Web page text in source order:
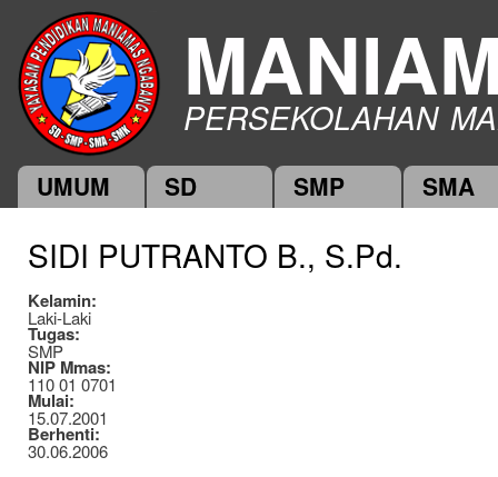
PERSEKOLAHAN
Main menu
UMUM SD SMP SMA
SIDI PUTRANTO B., S.Pd.
Kelamin:
Laki-Laki
Tugas:
SMP
NIP Mmas:
110 01 0701
Mulai:
15.07.2001
Berhenti:
30.06.2006